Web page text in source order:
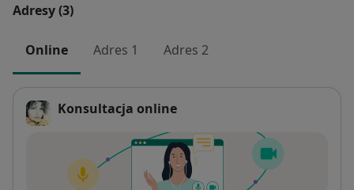
Adresy (3)
Online Adres 1 Adres 2
Konsultacja online